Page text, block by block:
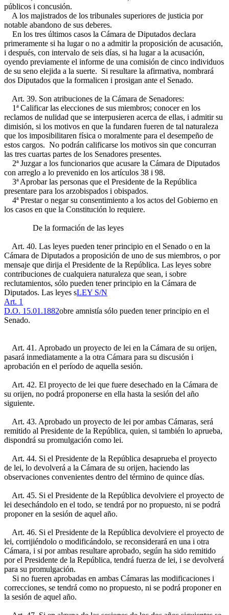
públicos i concusión.
A los majistrados de los tribunales superiores de justicia por
notable abandono de sus deberes.
En los tres últimos casos la Cámara de Diputados declara
primeramente si ha lugar o no a admitir la proposición de acusación,
i después, con intervalo de seis días, si ha lugar a la acusación,
oyendo previamente el informe de una comisión de cinco individuos
de su seno elejida a la suerte. Si resultare la afirmativa, nombrará
dos Diputados que la formalicen i prosigan ante el Senado.
Art. 39. Son atribuciones de la Cámara de Senadores:
1ª Calificar las elecciones de sus miembros; conocer en los
reclamos de nulidad que se interpusieren acerca de ellas, i admitir su
dimisión, si los motivos en que la fundaren fueren de tal naturaleza
que los imposibilitaren física o moralmente para el desempeño de
estos cargos. No podrán calificarse los motivos sin que concurran
las tres cuartas partes de los Senadores presentes.
2ª Juzgar a los funcionarios que acusare la Cámara de Diputados
con arreglo a lo prevenido en los artículos 38 i 98.
3ª Aprobar las personas que el Presidente de la República
presentare para los arzobispados i obispados.
4ª Prestar o negar su consentimiento a los actos del Gobierno en
los casos en que la Constitución lo requiere.
De la formación de las leyes
Art. 40. Las leyes pueden tener principio en el Senado o en la
Cámara de Diputados a proposición de uno de sus miembros, o por
mensaje que dirija el Presidente de la República. Las leyes sobre
contribuciones de cualquiera naturaleza que sean, i sobre
reclutamientos, sólo pueden tener principio en la Cámara de
Diputados. Las leyes sLEY S/N
Art. 1
D.O. 15.01.1882obre amnistía sólo pueden tener principio en el
Senado.
Art. 41. Aprobado un proyecto de lei en la Cámara de su orijen,
pasará inmediatamente a la otra Cámara para su discusión i
aprobación en el período de aquella sesión.
Art. 42. El proyecto de lei que fuere desechado en la Cámara de
su orijen, no podrá proponerse en ella hasta la sesión del año
siguiente.
Art. 43. Aprobado un proyecto de lei por ambas Cámaras, será
remitido al Presidente de la República, quien, si también lo aprueba,
dispondrá su promulgación como lei.
Art. 44. Si el Presidente de la República desaprueba el proyecto
de lei, lo devolverá a la Cámara de su orijen, haciendo las
observaciones convenientes dentro del término de quince días.
Art. 45. Si el Presidente de la República devolviere el proyecto de
lei desechándolo en el todo, se tendrá por no propuesto, ni se podrá
proponer en la sesión de aquel año.
Art. 46. Si el Presidente de la República devolviere el proyecto de
lei, corrijiéndolo o modificándolo, se reconsiderará en una i otra
Cámara, i si por ambas resultare aprobado, según ha sido remitido
por el Presidente de la República, tendrá fuerza de lei, i se devolverá
para su promulgación.
Si no fueren aprobadas en ambas Cámaras las modificaciones i
correcciones, se tendrá como no propuesto, ni se podrá proponer en
la sesión de aquel año.